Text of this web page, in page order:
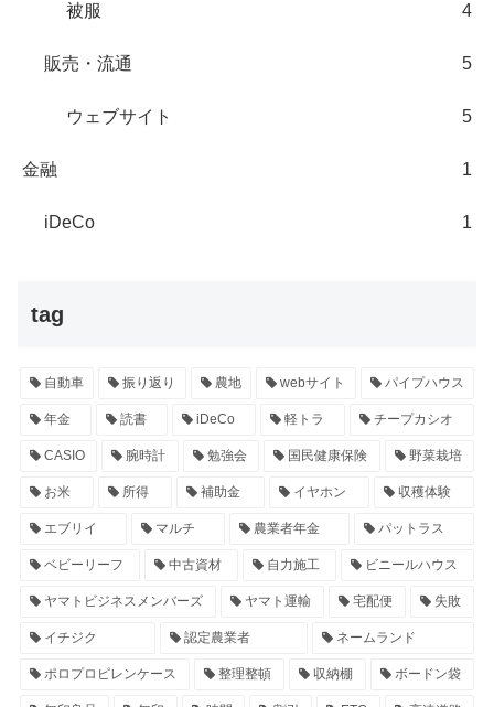
被服 4
販売・流通 5
ウェブサイト 5
金融 1
iDeCo 1
tag
自動車 振り返り 農地 webサイト パイプハウス
年金 読書 iDeCo 軽トラ チープカシオ
CASIO 腕時計 勉強会 国民健康保険 野菜栽培
お米 所得 補助金 イヤホン 収穫体験
エブリイ マルチ 農業者年金 パットラス
ベビーリーフ 中古資材 自力施工 ビニールハウス
ヤマトビジネスメンバーズ ヤマト運輸 宅配便 失敗
イチジク 認定農業者 ネームランド
ポロプロピレンケース 整理整頓 収納棚 ボードン袋